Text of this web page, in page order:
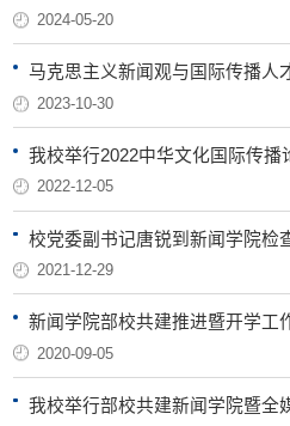
2024-05-20
马克思主义新闻观与国际传播人才培养创
2023-10-30
我校举行2022中华文化国际传播
2022-12-05
校党委副书记唐锐到新闻学院检
2021-12-29
新闻学院部校共建推进暨开学工
2020-09-05
我校举行部校共建新闻学院暨全媒